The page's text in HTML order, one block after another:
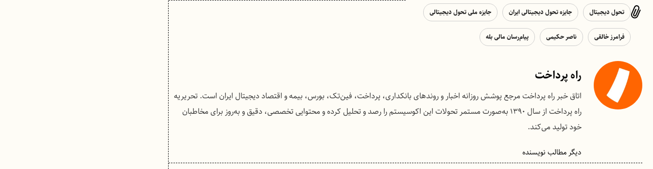
تحول دیجیتال جایزه تحول دیجیتالی ایران جایزه ملی تحول دیجیتالی
فرامرز خالقی ناصر حکیمی پیام‌رسان مالی بله
راه پرداخت
اتاق خبر راه پرداخت مرجع پوشش روزانه اخبار و روندهای بانکداری، پرداخت، فین‌تک، بورس، بیمه و اقتصاد دیجیتال ایران است. تحریریه
راه پرداخت از سال ۱۳۹۰ به‌صورت مستمر تحولات این اکوسیستم را رصد و تحلیل کرده و محتوایی تخصصی، دقیق و به‌روز برای مخاطبان
خود تولید می‌کند.
دیگر مطالب نویسنده